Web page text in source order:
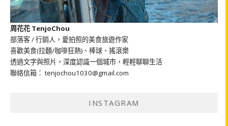
周花花 TenjoChou
部落客 / 行銷人，愛拍照的美食旅遊作家
喜歡美食(拉麵/咖啡狂熱)、棒球、搖滾樂
透過文字與照片，深度認識一個城市，輕輕聊聊生活
聯絡信箱： tenjochou1030@gmail.com
INSTAGRAM